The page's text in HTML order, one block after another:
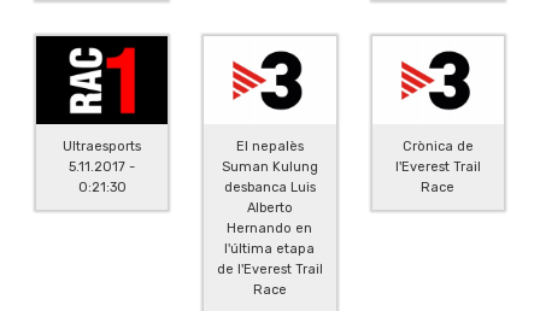
Ultraesports
5.11.2017 -
0:21:30
El nepalès
Suman Kulung
desbanca Luis
Alberto
Hernando en
l'última etapa
de l'Everest Trail
Race
Crònica de
l'Everest Trail
Race